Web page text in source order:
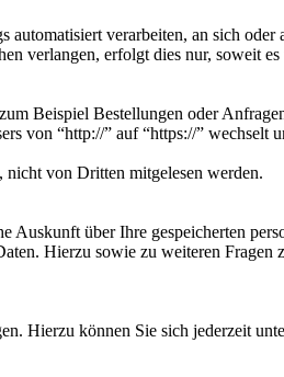
verarbeiten, an sich
verlangen, erfolgt dies nur, soweit
Beispiel Bestellungen oder
von “http://” auf “https://”
von Dritten mitgelesen werden.
über Ihre gespeicherten
Hierzu sowie zu weiteren Fragen
Hierzu können Sie sich jederzeit